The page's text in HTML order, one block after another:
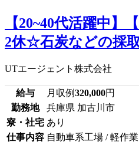
【20~40代活躍中】
2休☆石炭などの採
UTエージェント株式会社
給与 月収例320,000円
勤務地
兵庫県 加古川市
寮・社宅 あり
仕事内容 自動車系工場 / 軽作